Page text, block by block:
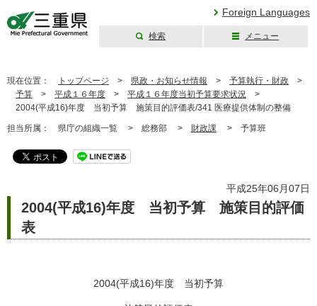
Foreign Languages
検索 メニュー
現在位置： トップページ > 県政・お知らせ情報 > 予算執行・財政 >
予算 > 平成１６年度 > 平成１６年度当初予算要求状況 >
2004(平成16)年度 当初予算 施策目的評価表/341 医療提供体制の整備
担当所属： 県庁の組織一覧 > 総務部 > 財政課 > 予算班
平成25年06月07日
2004(平成16)年度 当初予算 施策目的評価
表
2004(平成16)年度 当初予算